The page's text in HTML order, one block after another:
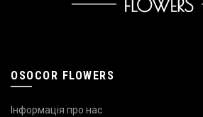
OSOCOR FLOWERS
Інформація про нас